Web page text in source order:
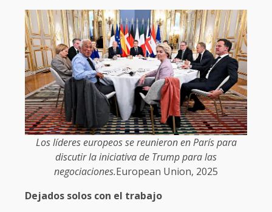
Los líderes europeos se reunieron en París para
discutir la iniciativa de Trump para las
negociaciones.European Union, 2025
Dejados solos con el trabajo